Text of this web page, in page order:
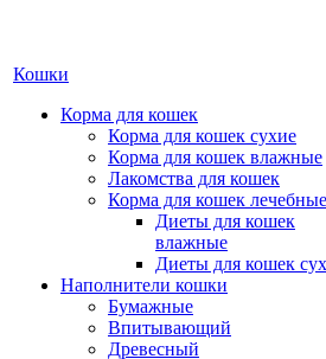
Кошки
Корма для кошек
Корма для кошек сухие
Корма для кошек влажные
Лакомства для кошек
Корма для кошек лечебные
Диеты для кошек
влажные
Диеты для кошек
Наполнители кошки
Бумажные
Впитывающий
Древесный